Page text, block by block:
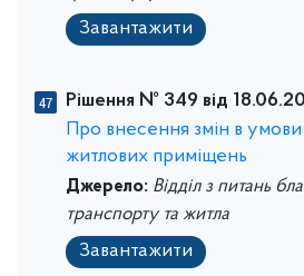
Завантажити
Рішення № 349 від
Про внесення змін в
житлових приміщень
Джерело: Відділ з питань
транспорту та житла
Завантажити